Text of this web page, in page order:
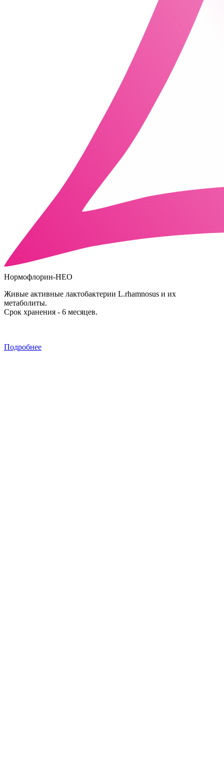
Нормофлорин-НЕО
Живые активные лактобактерии L.rhamnosus и их
метаболиты.
Срок хранения - 6 месяцев.
Подробнее